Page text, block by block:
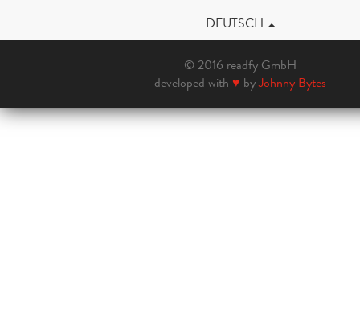
DEUTSCH
© 2016 readfy GmbH
developed with ♥ byJohnny Bytes